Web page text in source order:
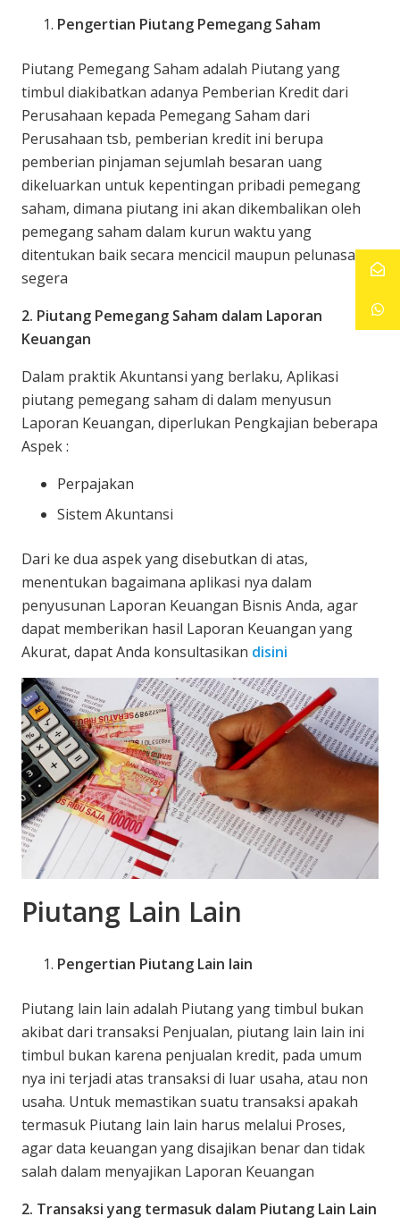
Pengertian Piutang Pemegang Saham
Piutang Pemegang Saham adalah Piutang yang
timbul diakibatkan adanya Pemberian Kredit dari
Perusahaan kepada Pemegang Saham dari
Perusahaan tsb, pemberian kredit ini berupa
pemberian pinjaman sejumlah besaran uang
dikeluarkan untuk kepentingan pribadi pemegang
saham, dimana piutang ini akan dikembalikan oleh
pemegang saham dalam kurun waktu yang
ditentukan baik secara mencicil maupun pelunasan
segera
2. Piutang Pemegang Saham dalam Laporan
Keuangan
Dalam praktik Akuntansi yang berlaku, Aplikasi
piutang pemegang saham di dalam menyusun
Laporan Keuangan, diperlukan Pengkajian beberapa
Aspek :
Perpajakan
Sistem Akuntansi
Dari ke dua aspek yang disebutkan di atas,
menentukan bagaimana aplikasi nya dalam
penyusunan Laporan Keuangan Bisnis Anda, agar
dapat memberikan hasil Laporan Keuangan yang
Akurat, dapat Anda konsultasikan disini
Piutang Lain Lain
Pengertian Piutang Lain lain
Piutang lain lain adalah Piutang yang timbul bukan
akibat dari transaksi Penjualan, piutang lain lain ini
timbul bukan karena penjualan kredit, pada umum
nya ini terjadi atas transaksi di luar usaha, atau non
usaha. Untuk memastikan suatu transaksi apakah
termasuk Piutang lain lain harus melalui Proses,
agar data keuangan yang disajikan benar dan tidak
salah dalam menyajikan Laporan Keuangan
2. Transaksi yang termasuk dalam Piutang Lain Lain